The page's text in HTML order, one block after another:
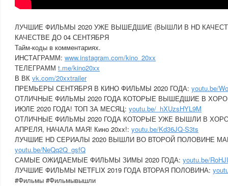
ЛУЧШИЕ ФИЛЬМЫ 2020 УЖЕ ВЫШЕДШИЕ (ВЫШЛИ В HD
КАЧЕСТВЕ ДО 04 СЕНТЯБРЯ
Тайм-коды в комментариях.
ИНСТАГРАММ: www.instagram.com/kino_20xx
ТЕЛЕГРАММ t.me/kino20xx
В ВК vk.com/20xxtrailer
ПРЕМЬЕРЫ СЕНТЯБРЯ В КИНО ФИЛЬМЫ 2020 ГОДА: youtu.be/
ОТЛИЧНЫЕ ФИЛЬМЫ 2020 ГОДА КОТОРЫЕ ВЫШЕДШИЕ В
ИЮЛЕ 2020 ГОДА! ТОП ЗА МЕСЯЦ: youtu.be/_hXUzsHYL9M
ОТЛИЧНЫЕ ФИЛЬМЫ 2020 ГОДА КОТОРЫЕ УЖЕ ВЫШЛИ В
АПРЕЛЯ, НАЧАЛА МАЯ! Кино 20xx!: youtu.be/Kd36JQ-S3ts
ЛУЧШИЕ HD СЕРИАЛЫ 2020 ВЫШЛИ ВО ВТОРОЙ ПОЛОВИНЕ
youtu.be/NeQq2Q_gsfQ
САМЫЕ ОЖИДАЕМЫЕ ФИЛЬМЫ ЗИМЫ 2020 ГОДА: youtu.be/
ЛУЧШИЕ ФИЛЬМЫ NETFLIX 2019 ГОДА ВТОРАЯ ПОЛОВИНА:
#Фильмы #Фильмывышли